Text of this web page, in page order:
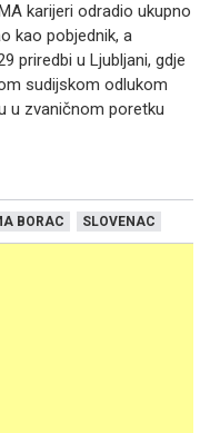
karijeri odradio ukupno
kao pobjednik, a
priredbi u Ljubljani, gdje
sudijskom odlukom
u zvaničnom poretku
BORAC SLOVENAC